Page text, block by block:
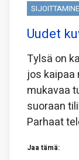
Uudet
Tylsä on
jos kaipaa
mukavaa
suoraan
Parhaat
Jaa tämä: